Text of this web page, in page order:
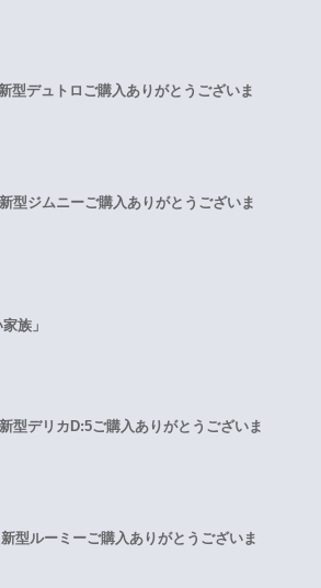
新型デュトロご購入ありがとうございま
新型ジムニーご購入ありがとうございま
族」
新型デリカD:5ご購入ありがとうございま
新型ルーミーご購入ありがとうございま